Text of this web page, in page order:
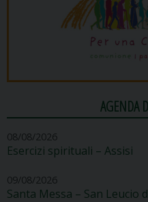
AGENDA
08/08/2026
Esercizi spirituali – Assisi
09/08/2026
Santa Messa – San Leucio